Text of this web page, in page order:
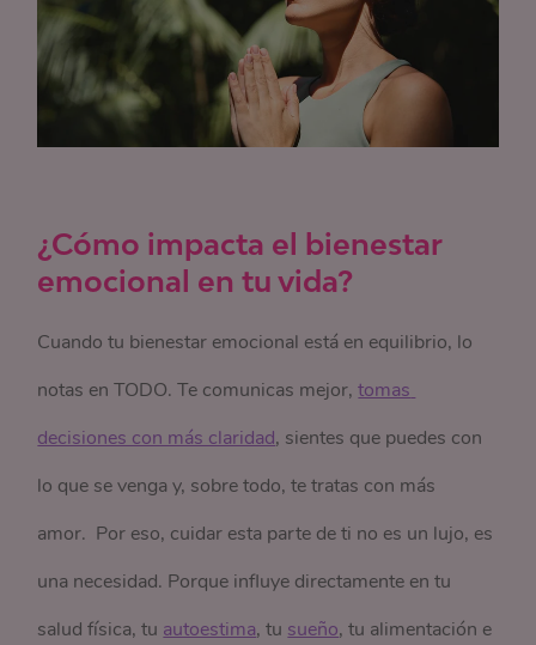
¿Cómo impacta el bienestar
emocional en tu vida?
Cuando tu bienestar emocional está en equilibrio, lo
notas en TODO. Te comunicas mejor,tomas
decisiones con más claridad, sientes que puedes con
lo que se venga y, sobre todo, te tratas con más
amor. Por eso, cuidar esta parte de ti no es un lujo, es
una necesidad. Porque influye directamente en tu
salud física, tu autoestima, tu sueño, tu alimentación e